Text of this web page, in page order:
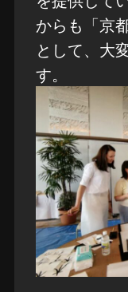
からも「京
として、大
す。